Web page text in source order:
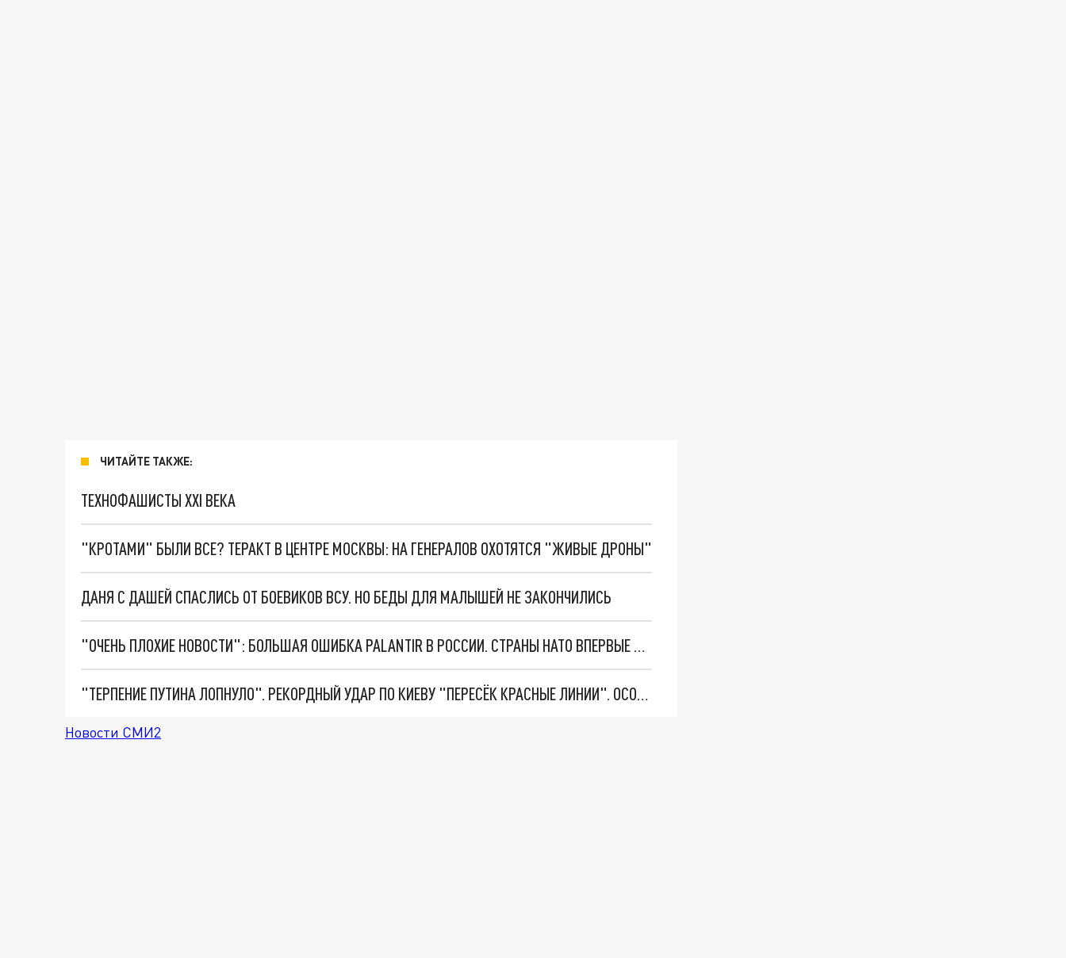
ЧИТАЙТЕ ТАКЖЕ:
ТЕХНОФАШИСТЫ XXI ВЕКА
"КРОТАМИ" БЫЛИ ВСЕ? ТЕРАКТ В ЦЕНТРЕ МОСКВЫ: НА ГЕНЕРАЛОВ ОХОТЯТСЯ "ЖИВЫЕ ДРОНЫ"
ДАНЯ С ДАШЕЙ СПАСЛИСЬ ОТ БОЕВИКОВ ВСУ. НО БЕДЫ ДЛЯ МАЛЫШЕЙ НЕ ЗАКОНЧИЛИСЬ
"ОЧЕНЬ ПЛОХИЕ НОВОСТИ": БОЛЬШАЯ ОШИБКА PALANTIR В РОССИИ. СТРАНЫ НАТО ВПЕРВЫЕ ЗА СВО ОСТАНОВИЛИ ПОСТАВКИ ОРУЖИЯ. ВСУ ТЕРЯЮТ ПРИГРАНИЧЬЕ?
"ТЕРПЕНИЕ ПУТИНА ЛОПНУЛО". РЕКОРДНЫЙ УДАР ПО КИЕВУ "ПЕРЕСЁК КРАСНЫЕ ЛИНИИ". ОСОБЫЕ СПЕЦЫ КНДР НА ЛБС? ТАЙНЫЕ ПЕРЕГОВОРЫ ЕВРОПЫ И МОСКВЫ
Новости СМИ2